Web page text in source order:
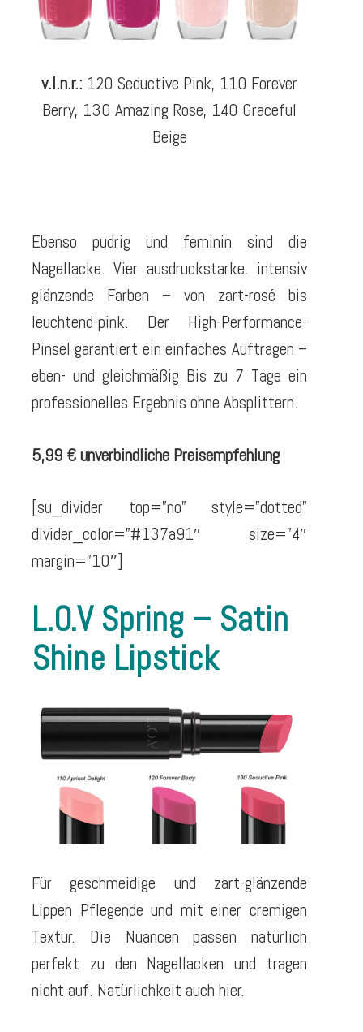
v.l.n.r.: 120 Seductive Pink, 110 Forever
Berry, 130 Amazing Rose, 140 Graceful
Beige
Ebenso pudrig und feminin sind die
Nagellacke. Vier ausdruckstarke, intensiv
glänzende Farben – von zart-rosé bis
leuchtend-pink. Der High-Performance-
Pinsel garantiert ein einfaches Auftragen –
eben- und gleichmäßig Bis zu 7 Tage ein
professionelles Ergebnis ohne Absplittern.
5,99 € unverbindliche Preisempfehlung
[su_divider top=”no” style=”dotted”
divider_color=”#137a91″ size=”4″
margin=”10″]
L.O.V Spring – Satin
Shine Lipstick
Für geschmeidige und zart-glänzende
Lippen Pflegende und mit einer cremigen
Textur. Die Nuancen passen natürlich
perfekt zu den Nagellacken und tragen
nicht auf. Natürlichkeit auch hier.